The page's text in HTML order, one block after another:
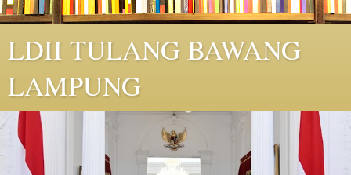
LDII TULANG BAWANG
LAMPUNG